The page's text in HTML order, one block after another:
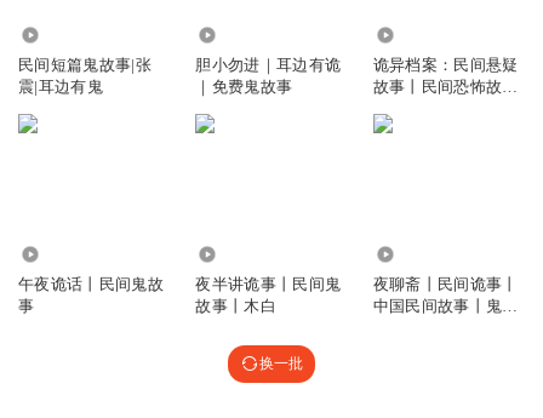
民间短篇鬼故事|张
震|耳边有鬼
胆小勿进｜耳边有诡
｜免费鬼故事
诡异档案：民间悬疑
故事丨民间恐怖故事
午夜诡话丨民间鬼故
事
夜半讲诡事丨民间鬼
故事丨木白
夜聊斋丨民间诡事丨
中国民间故事丨鬼故
换一批